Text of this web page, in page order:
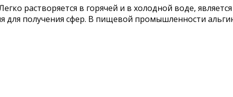
растворяется в горячей и в холодной воде,
для получения сфер. В пищевой промышленности